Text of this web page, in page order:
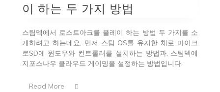
이 하는 두 가지 방법
스팀덱에서 로스트아크를 플레이 하는 방법 두 가지를 소
개하려고 하는데요, 먼저 스팀 OS를 유지한 채로 마이크
로SD에 윈도우와 컨트롤러를 설치하는 방법과, 스팀덱에
지포스나우 클라우드 게이밍을 설정하는 방법입니다.
Read More